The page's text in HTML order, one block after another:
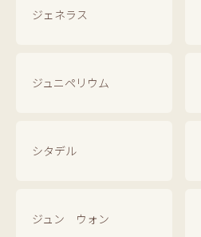
ジェネラス
ジュニペリウム
シタデル
ジュン ウォン